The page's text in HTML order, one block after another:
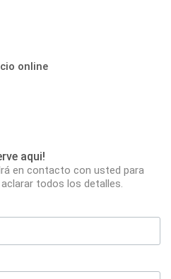
online
aqui!
en contacto con usted para
todos los detalles.